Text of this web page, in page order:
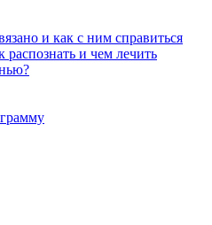
и как с ним справиться
и чем лечить